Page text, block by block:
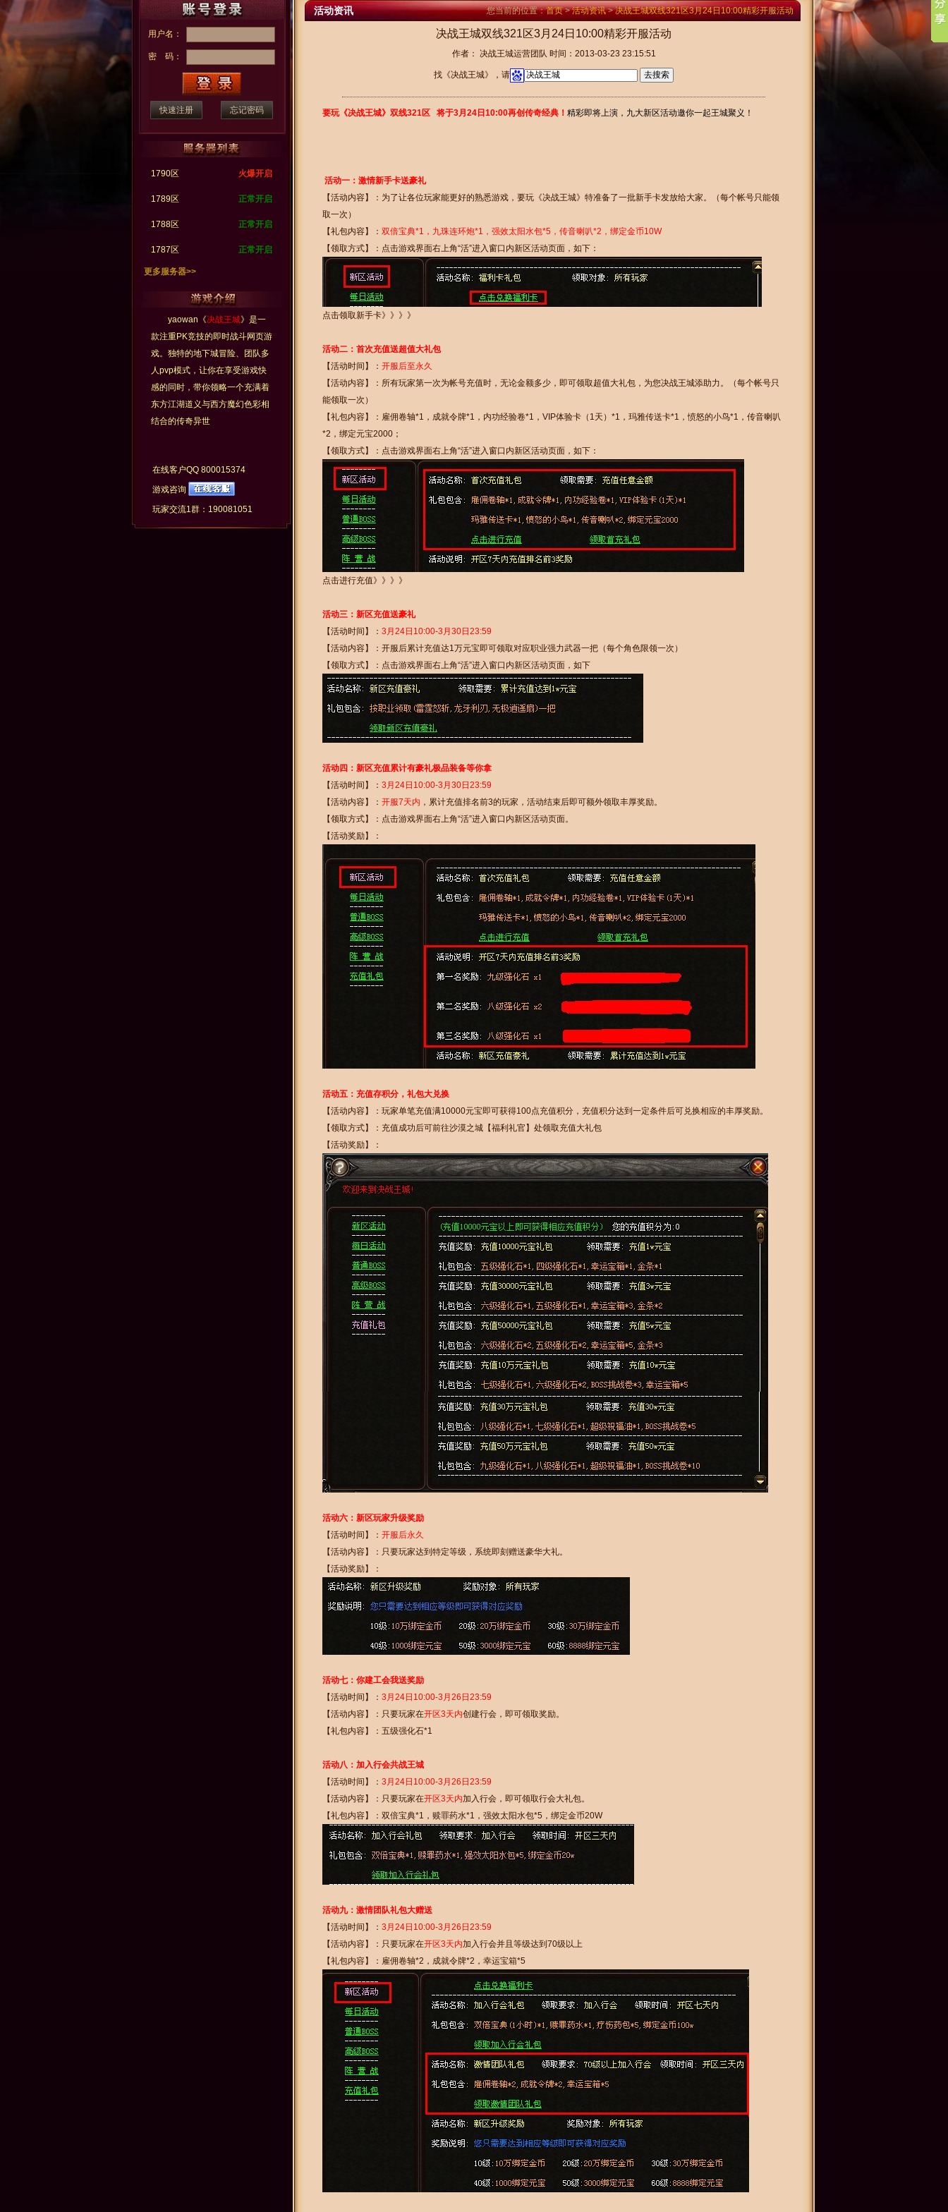
活动资讯 您当前的位置：首页>活动资讯>决战王城双线321区3月24日10:00精彩开服活动
决战王城双线321区3月24日10:00精彩开服活动
作者： 决战王城运营团队 时间：2013-03-23 23:15:51
找《决战王城》，请
要玩《决战王城》双线321区 将于3月24日10:00再创传奇经典！ 精彩即将上演，九大新区活动邀你一起王城聚义！
活动一：激情新手卡送豪礼
【活动内容】：为了让各位玩家能更好的熟悉游戏，要玩《决战王城》特准备了一批新手卡发放给大家。（每个帐号只能领
取一次）
【礼包内容】： 双倍宝典*1，九珠连环炮*1，强效太阳水包*5， 传音喇叭*2，绑定金币10W
【领取方式】：点击游戏界面右上角“活”进入窗口内新区活动页面，如下：
点击领取新手卡》》》》
活动二 ：首次充值送超值大礼包
【活动时间】： 开服后至永久
【活动内容】：所有玩家第一次为帐号充值时，无论金额多少，即可领取超值大礼包，为您决战王城添助力。（每个帐号只
能领取一次）
【礼包内容】：雇佣卷轴*1，成就令牌*1，内功经验卷*1，VIP体验卡（1天）*1，玛雅传送卡*1，愤怒的小鸟*1，传音喇叭
*2，绑定元宝2000；
【领取方式】：点击游戏界面右上角“活”进入窗口内新区活动页面，如下：
点击进行充值》》》》
活动三：新区充值送豪礼
【活动时间】： 3月24日10:00-3月30日23:59
【活动内容】：开服后累计充值达1万元宝即可领取对应职业强力武器一把（每个角色限领一次）
【领取方式】：点击游戏界面右上角“活”进入窗口内新区活动页面，如下
活动四：新区充值累计有豪礼极品装备等你拿
【活动时间】： 3月24日10:00-3月30日23:59
【活动内容】： 开服7天内 ，累计充值排名前3的玩家，活动结束后即可额外领取丰厚奖励。
【领取方式】：点击游戏界面右上角“活”进入窗口内新区活动页面。
【活动奖励】：
活动五：充值存积分，礼包大兑换
【活动内容】：玩家单笔充值满10000元宝即可获得100点充值积分，充值积分达到一定条件后可兑换相应的丰厚奖励。
【领取方式】：充值成功后可前往沙漠之城【福利礼官】处领取充值大礼包
【活动奖励】：
活动六：新区玩家升级奖励
【活动时间】： 开服后永久
【活动内容】：只要玩家达到特定等级，系统即刻赠送豪华大礼。
【活动奖励】：
活动七：你建工会我送奖励
【活动时间】： 3月24日10:00-3月26日23:59
【活动内容】：只要玩家在开区3天内创建行会，即可领取奖励。
【礼包内容】：五级强化石*1
活动八：加入行会共战王城
【活动时间】： 3月24日10:00-3月26日23:59
【活动内容】：只要玩家在开区3天内加入行会，即可领取行会大礼包。
【礼包内容】：双倍宝典*1，赎罪药水*1，强效太阳水包*5，绑定金币20W
活动九：激情团队礼包大赠送
【活动时间】： 3月24日10:00-3月26日23:59
【活动内容】：只要玩家在开区3天内加入行会并且等级达到70级以上
【礼包内容】：雇佣卷轴*2，成就令牌*2，幸运宝箱*5
用户名：
密 码：
快速注册 忘记密码
火爆开启
1790区
正常开启
1789区
正常开启
1788区
正常开启
1787区
更多服务器>>
yaowan《决战王城》是一
款注重PK竞技的即时战斗网页游
戏。独特的地下城冒险、团队多
人pvp模式，让你在享受游戏快
感的同时，带你领略一个充满着
东方江湖道义与西方魔幻色彩相
结合的传奇异世
在线客户QQ 800015374
游戏咨询
玩家交流1群：190081051